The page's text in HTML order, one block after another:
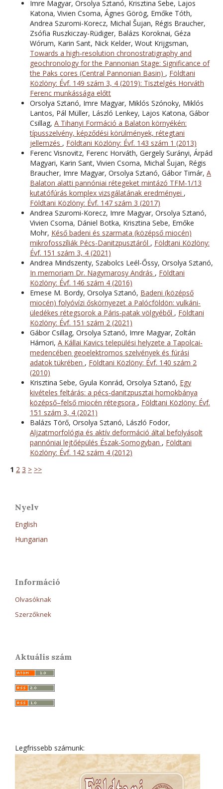
Imre Magyar, Orsolya Sztanó, Krisztina Sebe, Lajos
Katona, Vivien Csoma, Ágnes Görög, Emőke Tóth,
Andrea Szuromi-Korecz, Michal Šujan, Régis Braucher,
Zsófia Ruszkiczay-Rüdiger, Balázs Koroknai, Géza
Wórum, Karin Sant, Nick Kelder, Wout Krijgsman,
Towards a high-resolution chronostratigraphy and
geochronology for the Pannonian Stage: Significance of
the Paks cores (Central Pannonian Basin) , Földtani
Közlöny: Évf. 149 szám 3, 4 (2019): Tisztelgés Horváth
Ferenc munkássága előtt
Orsolya Sztanó, Imre Magyar, Miklós Szónoky, Miklós
Lantos, Pál Müller, László Lenkey, Lajos Katona, Gábor
Csillag, A Tihanyi Formáció a Balaton környékén:
típusszelvény, képződési körülmények, rétegtani
jellemzés , Földtani Közlöny: Évf. 143 szám 1 (2013)
Ferenc Visnovitz, Ferenc Horváth, Gergely Surányi, Árpád
Magyari, Karin Sant, Vivien Csoma, Michal Šujan, Régis
Braucher, Imre Magyar, Orsolya Sztanó, Gábor Timár, A
Balaton alatti pannóniai rétegeket mintázó TFM-1/13
kutatófúrás komplex vizsgálatának eredményei ,
Földtani Közlöny: Évf. 147 szám 3 (2017)
Andrea Szuromi-Korecz, Imre Magyar, Orsolya Sztanó,
Vivien Csoma, Dániel Botka, Krisztina Sebe, Emőke
Mohr, Késő badeni és szarmata (középső miocén)
mikrofosszíliák Pécs-Danitzpusztáról , Földtani Közlöny:
Évf. 151 szám 3, 4 (2021)
Andrea Mindszenty, Szabolcs Leél-Őssy, Orsolya Sztanó,
In memoriam Dr. Nagymarosy András , Földtani
Közlöny: Évf. 146 szám 4 (2016)
Emese M. Bordy, Orsolya Sztanó, Badeni (középső
miocén) folyóvízi őskörnyezet a Palócföldön: vulkáni-
üledékes rétegsorok a Páris-patak völgyéből , Földtani
Közlöny: Évf. 151 szám 2 (2021)
Gábor Csillag, Orsolya Sztanó, Imre Magyar, Zoltán
Hámori, A Kállai Kavics települési helyzete a Tapolcai-
medencében geoelektromos szelvények és fúrási
adatok tükrében , Földtani Közlöny: Évf. 140 szám 2
(2010)
Krisztina Sebe, Gyula Konrád, Orsolya Sztanó, Egy
kivételes feltárás: a pécs-danitzpusztai homokbánya
középső–felső miocén rétegsora , Földtani Közlöny: Évf.
151 szám 3, 4 (2021)
Balázs Törő, Orsolya Sztanó, László Fodor,
Aljzatmorfológia és aktív deformáció által befolyásolt
pannóniai lejtőépülés Észak-Somogyban , Földtani
Közlöny: Évf. 142 szám 4 (2012)
1 2 3 > >>
Nyelv
English
Hungarian
Információ
Olvasóknak
Szerzőknek
Aktuális szám
Legfrissebb számunk: